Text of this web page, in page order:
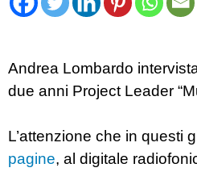
Andrea Lombardo
due anni Project Leader
L’attenzione che in questi
pagine, al digitale